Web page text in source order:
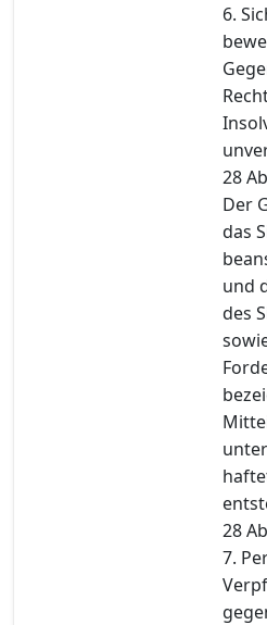
6.
28
Der
das
und
des
28
7.